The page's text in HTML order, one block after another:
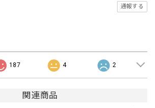
通報する
187 4 2
関連商品